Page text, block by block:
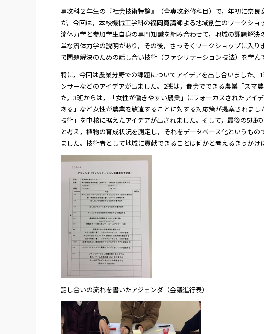
専攻科２年生の『社会技術特論』（全専攻必修科目）で，年初に奈
が，今回は，本校機械工学科の福岡寛講師よる地域創生のワークシ
流体力学と参加学生自身の専門知識を組み合わせて，地域の課題解
単な流体力学の説明があり，その後，さっそくワークショップに入
で問題解決のための話し合い技術（ファシリテーション技法）を学ん
特に，今回は農業分野での課題についてアイデアを出し合いました
ンサーなどのアイデアが出ました。2班は，都会でできる農業「スマ
た。3班からは，「女性が働きやすい農業」にフォーカスされたアイ
ある」など女性が農業を敬遠することに対する対応策が提案されま
技術」を中核に据えたアイデアが出されました。そして，最後の5班
と考え，植物の育成状況を測定し，それをデータベース化というも
ました。技術者として地域に貢献できることは何かと考えるきっかけ
話し合いの流れを書いたアジェンダ（会議進行表）